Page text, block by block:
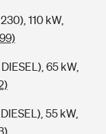
110 kW,
65 kW,
55 kW,